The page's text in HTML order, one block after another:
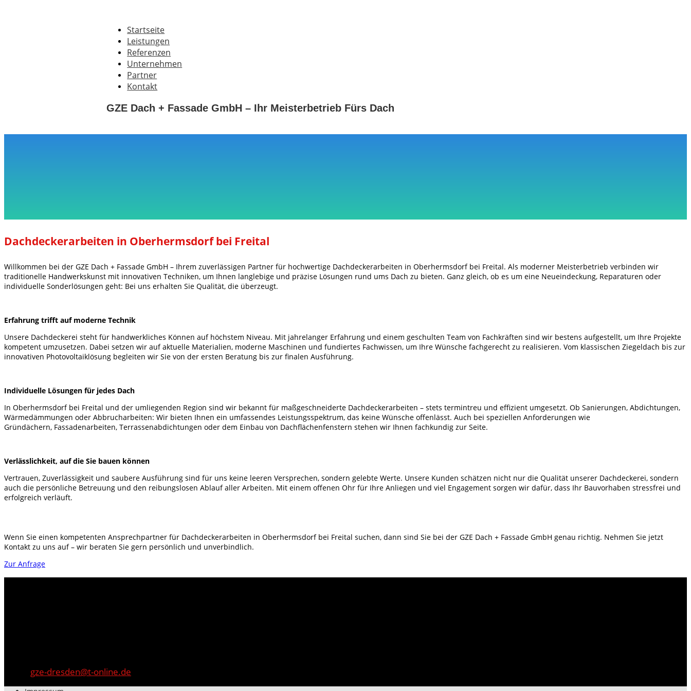
Startseite
Leistungen
Referenzen
Unternehmen
Partner
Kontakt
GZE Dach + Fassade GmbH – Ihr Meisterbetrieb Fürs Dach
Dachdeckerarbeiten in Oberhermsdorf bei Freital
Willkommen bei der GZE Dach + Fassade GmbH – Ihrem zuverlässigen Partner für hochwertige Dachdeckerarbeiten in Oberhermsdorf bei Freital. Als moderner Meisterbetrieb verbinden wir
traditionelle Handwerkskunst mit innovativen Techniken, um Ihnen langlebige und präzise Lösungen rund ums Dach zu bieten. Ganz gleich, ob es um eine Neueindeckung, Reparaturen oder
individuelle Sonderlösungen geht: Bei uns erhalten Sie Qualität, die überzeugt.
Erfahrung trifft auf moderne Technik
Unsere Dachdeckerei steht für handwerkliches Können auf höchstem Niveau. Mit jahrelanger Erfahrung und einem geschulten Team von Fachkräften sind wir bestens aufgestellt, um Ihre Projekte
kompetent umzusetzen. Dabei setzen wir auf aktuelle Materialien, moderne Maschinen und fundiertes Fachwissen, um Ihre Wünsche fachgerecht zu realisieren. Vom klassischen Ziegeldach bis zur
innovativen Photovoltaiklösung begleiten wir Sie von der ersten Beratung bis zur finalen Ausführung.
Individuelle Lösungen für jedes Dach
In Oberhermsdorf bei Freital und der umliegenden Region sind wir bekannt für maßgeschneiderte Dachdeckerarbeiten – stets termintreu und effizient umgesetzt. Ob Sanierungen, Abdichtungen,
Wärmedämmungen oder Abbrucharbeiten: Wir bieten Ihnen ein umfassendes Leistungsspektrum, das keine Wünsche offenlässt. Auch bei speziellen Anforderungen wie
Gründächern, Fassadenarbeiten, Terrassenabdichtungen oder dem Einbau von Dachflächenfenstern stehen wir Ihnen fachkundig zur Seite.
Verlässlichkeit, auf die Sie bauen können
Vertrauen, Zuverlässigkeit und saubere Ausführung sind für uns keine leeren Versprechen, sondern gelebte Werte. Unsere Kunden schätzen nicht nur die Qualität unserer Dachdeckerei, sondern
auch die persönliche Betreuung und den reibungslosen Ablauf aller Arbeiten. Mit einem offenen Ohr für Ihre Anliegen und viel Engagement sorgen wir dafür, dass Ihr Bauvorhaben stressfrei und
erfolgreich verläuft.
Wenn Sie einen kompetenten Ansprechpartner für Dachdeckerarbeiten in Oberhermsdorf bei Freital suchen, dann sind Sie bei der GZE Dach + Fassade GmbH genau richtig. Nehmen Sie jetzt
Kontakt zu uns auf – wir beraten Sie gern persönlich und unverbindlich.
Zur Anfrage
gze-dresden@t-online.de